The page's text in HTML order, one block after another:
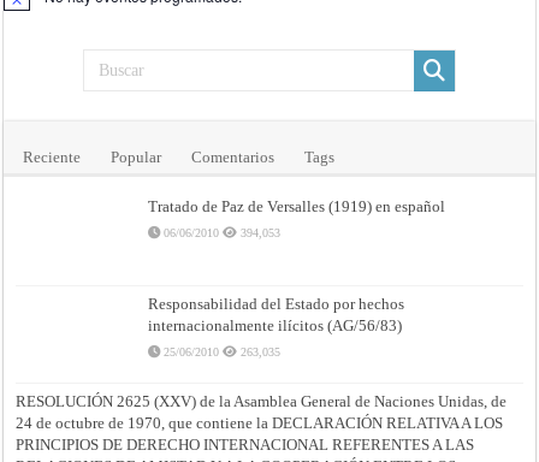
Reciente Popular Comentarios Tags
Tratado de Paz de Versalles (1919) en español
06/06/2010 394,053
Responsabilidad del Estado por hechos
internacionalmente ilícitos (AG/56/83)
25/06/2010 263,035
RESOLUCIÓN 2625 (XXV) de la Asamblea General de Naciones Unidas, de
24 de octubre de 1970, que contiene la DECLARACIÓN RELATIVA A LOS
PRINCIPIOS DE DERECHO INTERNACIONAL REFERENTES A LAS